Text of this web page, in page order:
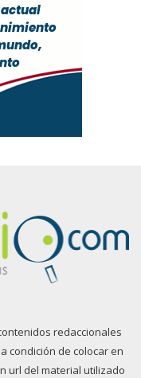
redaccionales
condición de colocar en
url del material utilizado